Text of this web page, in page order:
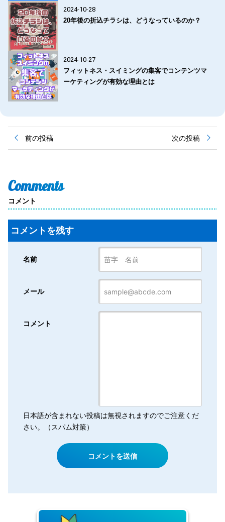
2024-10-28
20年後の折込チラシは、どうなっているのか？
2024-10-27
フィットネス・スイミングの集客でコンテンツマ
ーケティングが有効な理由とは
ナ
ー
シ
ョ
ン
前の投稿 次の投稿
Comments
コメント
コメントを残す
名前
メール
コメント
日本語が含まれない投稿は無視されますのでご注意くだ
さい。（スパム対策）